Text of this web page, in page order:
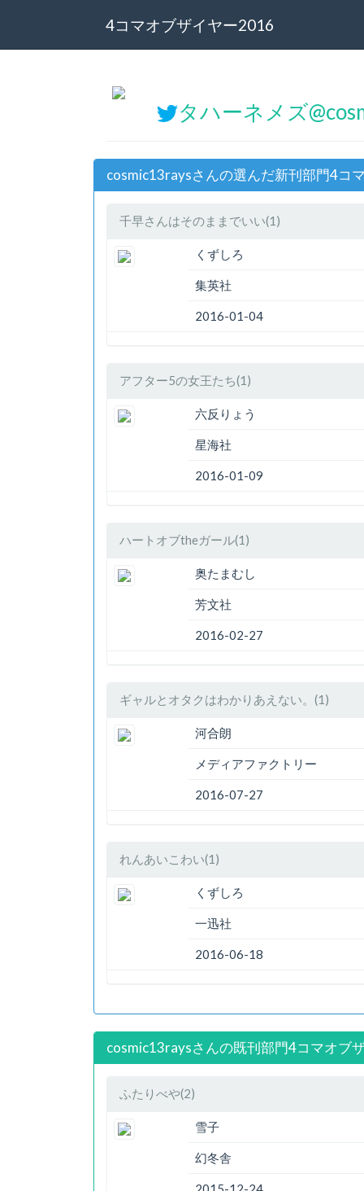
4コマオブザイヤー2016
タハーネメズ
cosmic13raysさんの選んだ新刊部門4コ
千早さんはそのままでいい(1)
くずしろ
集英社
2016-01-04
アフター5の女王たち(1)
六反りょう
星海社
2016-01-09
ハートオブtheガール(1)
奥たまむし
芳文社
2016-02-27
ギャルとオタクはわかりあえない。(1)
河合朗
メディアファクトリー
2016-07-27
れんあいこわい(1)
くずしろ
一迅社
2016-06-18
cosmic13raysさんの既刊部門4コマオブ
ふたりべや(2)
雪子
幻冬舎